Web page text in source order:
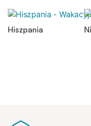
Hiszpania